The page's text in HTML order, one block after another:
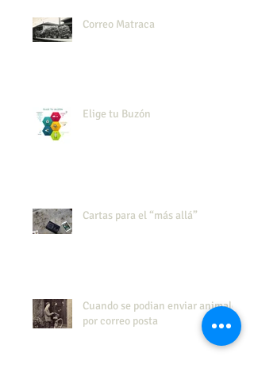
Correo Matraca
Elige tu Buzón
Cartas para el “más allá”
Cuando se podian enviar animales
por correo posta